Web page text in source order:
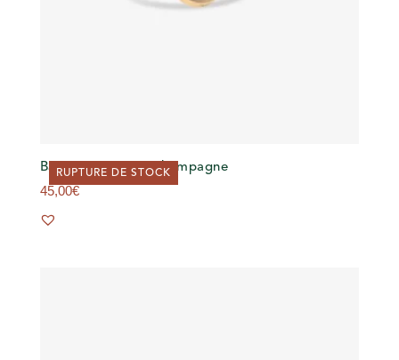
RUPTURE DE STOCK
Bague – JULES – Champagne
45,00€